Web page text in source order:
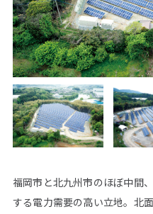
企業情報
サステナビリティ
環境活動
社会活動
ガバナンス
トップメッセージ
IRニュー
有価証券報告書
株主総会
福岡市と北九州市のほぼ中間
する電力需要の高い立地。北